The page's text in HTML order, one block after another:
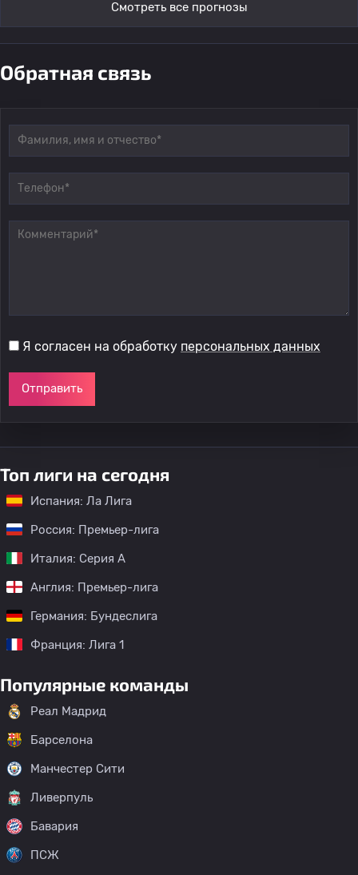
Смотреть все прогнозы
Обратная связь
Я согласен на обработку персональных данных
Отправить
Топ лиги на сегодня
Испания: Ла Лига
Россия: Премьер-лига
Италия: Серия А
Англия: Премьер-лига
Германия: Бундеслига
Франция: Лига 1
Популярные команды
Реал Мадрид
Барселона
Манчестер Сити
Ливерпуль
Бавария
ПСЖ